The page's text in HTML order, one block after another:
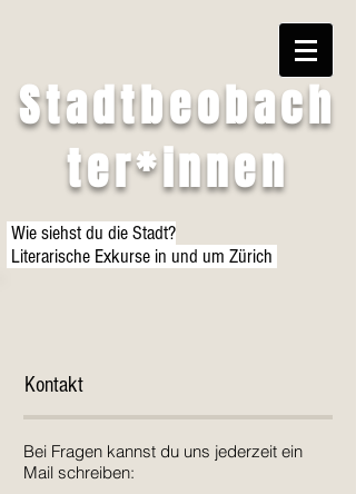
Stadtbeobach
ter*innen
Wie siehst du die Stadt?
Literarische Exkurse in und um Zürich
Kontakt
Bei Fragen kannst du uns jederzeit ein
Mail schreiben: